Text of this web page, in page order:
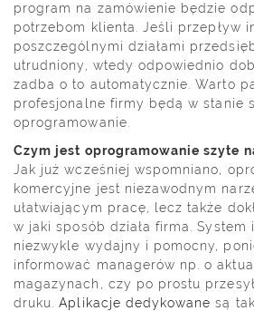
program na zamówienie będzie
potrzebom klienta. Jeśli przepływ
poszczególnymi działami
utrudniony, wtedy odpowiednio
zadba o to automatycznie. Warto
profesjonalne firmy będą w stanie
oprogramowanie.
Czym jest oprogramowanie szyte
Jak już wcześniej wspomniano,
komercyjne jest niezawodnym
ułatwiającym pracę, lecz także
w jaki sposób działa firma.
niezwykle wydajny i pomocny,
informować managerów np. o
magazynach, czy po prostu
druku.Aplikacje dedykowane są